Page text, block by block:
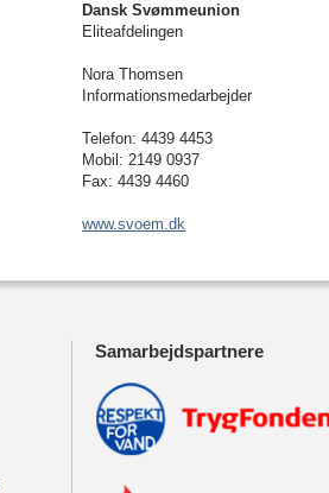
Dansk Svømmeunion
Eliteafdelingen
Nora Thomsen
Informationsmedarbejder
Telefon: 4439 4453
Mobil: 2149 0937
Fax: 4439 4460
www.svoem.dk
Samarbejdspartnere